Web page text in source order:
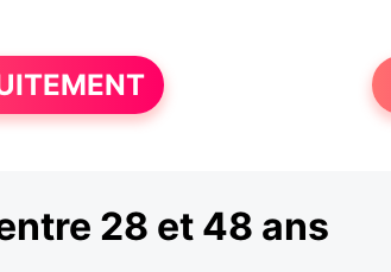
28 et 48 ans